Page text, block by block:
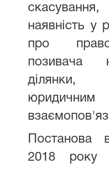
наявність у
про
позивача
Постанова
2018